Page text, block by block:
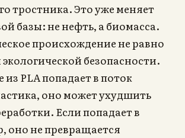
тростника. Это уже меняет
базы: не нефть, а биомасса.
происхождение не равно
безопасности.
из PLA попадает в поток
оно может ухудшить
Если попадает в
оно не превращается